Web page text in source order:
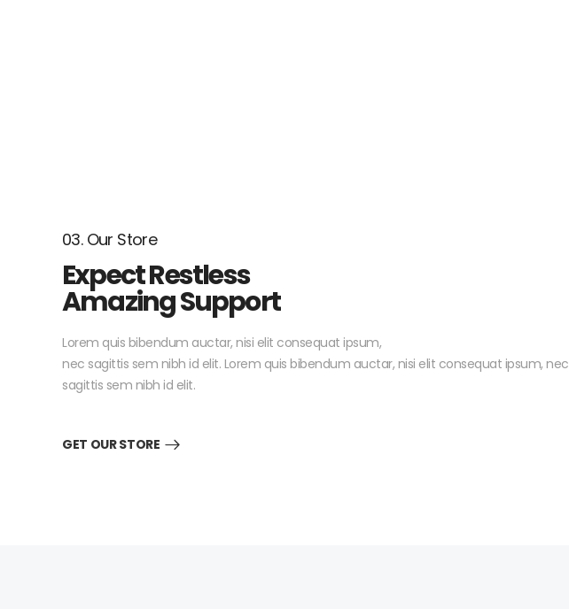
03. Our Store
Expect Restless
Amazing Support
Lorem quis bibendum auctar, nisi elit consequat ipsum,
nec sagittis sem nibh id elit. Lorem quis bibendum auctar, nisi elit consequat ipsum, nec
sagittis sem nibh id elit.
GET OUR STORE